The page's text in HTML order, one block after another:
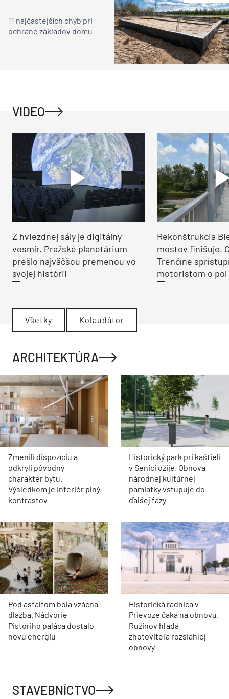
11 najčastejších chýb pri
ochrane základov domu
VIDEO
Z hviezdnej sály je digitálny
vesmír. Pražské planetárium
prešlo najväčšou premenou vo
svojej histórii
Rekonštrukcia
mostov finišuje.
Trenčíne
motoristom o pol
Všetky Kolaudátor
ARCHITEKTÚRA
Zmenili dispozíciu a
odkryli pôvodný
charakter bytu.
Výsledkom je interiér plný
kontrastov
Historický park pri kaštieli
v Senici ožije. Obnova
národnej kultúrnej
pamiatky vstupuje do
ďalšej fázy
Pod asfaltom bola vzácna
dlažba. Nádvorie
Pistoriho paláca dostalo
novú energiu
Historická radnica v
Prievoze čaká na obnovu.
Ružinov hľadá
zhotoviteľa rozsiahlej
obnovy
STAVEBNÍCTVO